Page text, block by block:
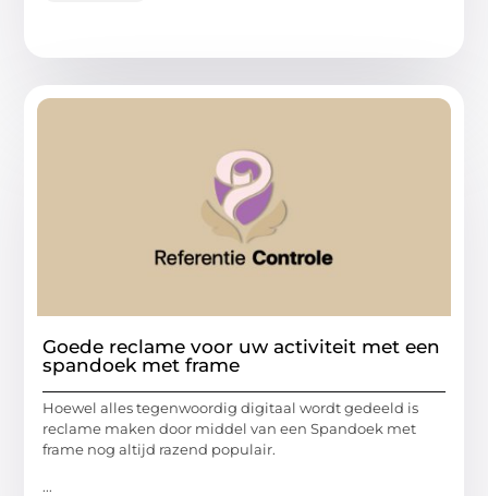
Goede reclame voor uw activiteit met een
spandoek met frame
Hoewel alles tegenwoordig digitaal wordt gedeeld is
reclame maken door middel van een Spandoek met
frame nog altijd razend populair.
...